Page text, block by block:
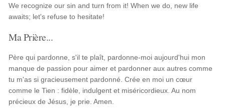
We recognize our sin and turn from it! When we do, new life
awaits; let's refuse to hesitate!
Ma Prière...
Père qui pardonne, s'il te plaît, pardonne-moi aujourd'hui mon
manque de passion pour aimer et pardonner aux autres comme
tu m'as si gracieusement pardonné. Crée en moi un cœur
comme le Tien : fidèle, indulgent et miséricordieux. Au nom
précieux de Jésus, je prie. Amen.